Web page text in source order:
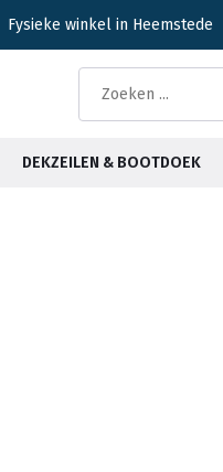
Fysieke winkel in Heemstede
DEKZEILEN & BOOTDOEK